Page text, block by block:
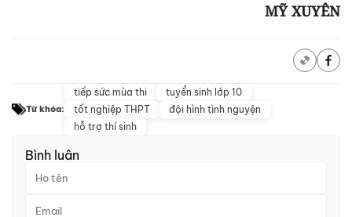
MỸ XUYÊN
Từ khóa:
tiếp sức mùa thi
tuyển sinh lớp 10
tốt nghiệp THPT
đội hình tình nguyện
hỗ trợ thí sinh
Bình luận